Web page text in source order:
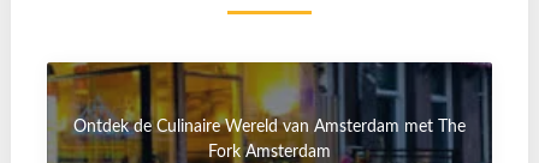
Ontdek de Culinaire Wereld van Amsterdam met The
Fork Amsterdam